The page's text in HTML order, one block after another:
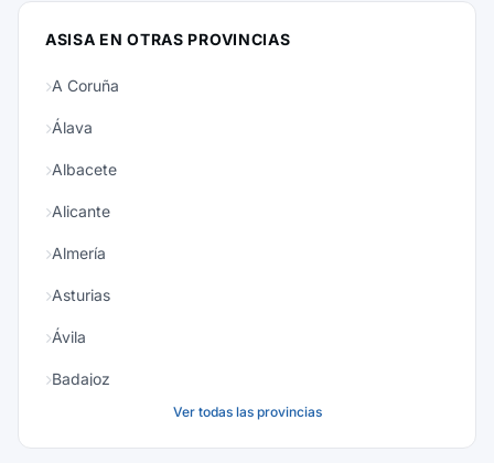
ASISA EN OTRAS PROVINCIAS
A Coruña
Álava
Albacete
Alicante
Almería
Asturias
Ávila
Badajoz
Ver todas las provincias